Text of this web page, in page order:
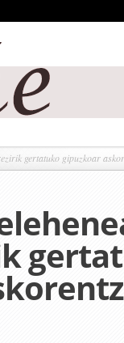
gertatuko gipuzkoar